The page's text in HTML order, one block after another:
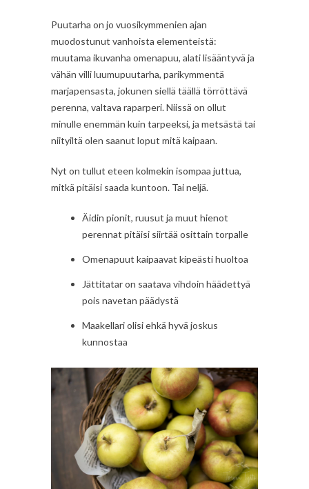
Puutarha on jo vuosikymmenien ajan
muodostunut vanhoista elementeistä:
muutama ikuvanha omenapuu, alati lisääntyvä ja
vähän villi luumupuutarha, parikymmentä
marjapensasta, jokunen siellä täällä törröttävä
perenna, valtava raparperi. Niissä on ollut
minulle enemmän kuin tarpeeksi, ja metsästä tai
niityiltä olen saanut loput mitä kaipaan.
Nyt on tullut eteen kolmekin isompaa juttua,
mitkä pitäisi saada kuntoon. Tai neljä.
Äidin pionit, ruusut ja muut hienot
perennat pitäisi siirtää osittain torpalle
Omenapuut kaipaavat kipeästi huoltoa
Jättitatar on saatava vihdoin häädettyä
pois navetan päädystä
Maakellari olisi ehkä hyvä joskus
kunnostaa